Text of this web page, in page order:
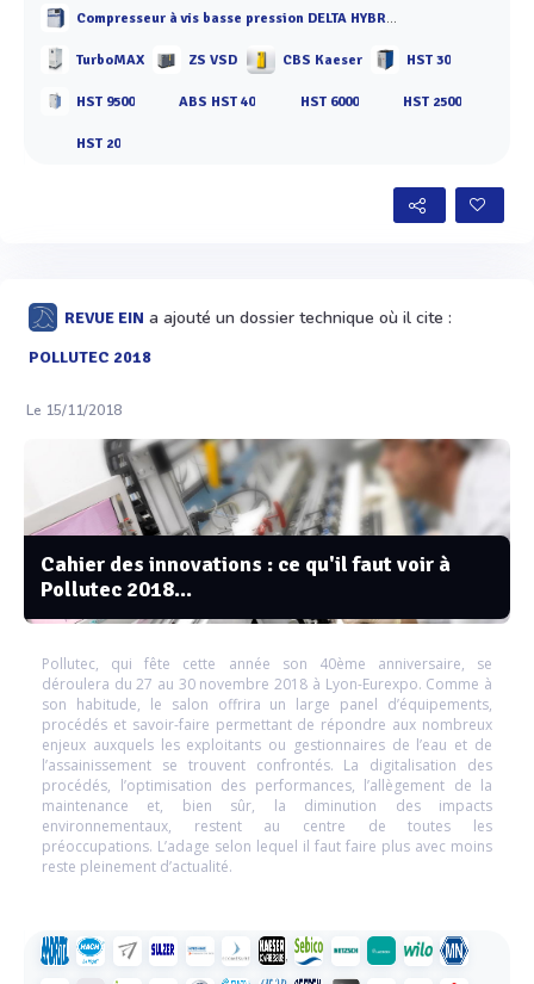
Compresseur à vis basse pression DELTA HYBRID
TurboMAX ZS VSD CBS Kaeser HST 30
HST 9500 ABS HST 40 HST 6000 HST 2500
HST 20
REVUE EIN a ajouté un dossier technique où il cite :
POLLUTEC 2018
Le 15/11/2018
Cahier des innovations : ce qu'il faut voir à
Pollutec 2018...
Pollutec, qui fête cette année son 40ème anniversaire, se
déroulera du 27 au 30 novembre 2018 à Lyon-Eurexpo. Comme à
son habitude, le salon offrira un large panel d’équipements,
procédés et savoir-faire permettant de répondre aux nombreux
enjeux auxquels les exploitants ou gestionnaires de l’eau et de
l’assainissement se trouvent confrontés. La digitalisation des
procédés, l’optimisation des performances, l’allègement de la
maintenance et, bien sûr, la diminution des impacts
environnementaux, restent au centre de toutes les
préoccupations. L’adage selon lequel il faut faire plus avec moins
reste pleinement d’actualité.